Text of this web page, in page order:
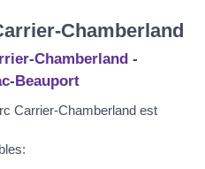
Chamberland
Chamberland -
Beauport
Carrier-Chamberland est